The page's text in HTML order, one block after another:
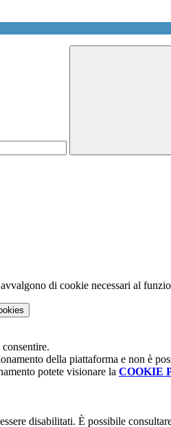
di cookie necessari al
della piattaforma e non è
potete visionare la COOKIE
disabilitati. È possibile